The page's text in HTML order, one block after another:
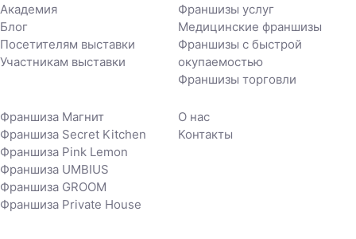
Академия
Блог
Посетителям выставки
Участникам выставки
Франшизы услуг
Медицинские франшизы
Франшизы с быстрой
окупаемостью
Франшизы торговли
Франшиза Магнит
Франшиза Secret Kitchen
Франшиза Pink Lemon
Франшиза UMBIUS
Франшиза GROOM
Франшиза Private House
О нас
Контакты